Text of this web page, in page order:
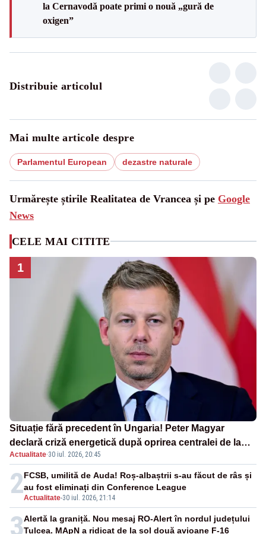
la Cernavodă poate primi o nouă „gură de
oxigen”
Distribuie articolul
Mai multe articole despre
Parlamentul European dezastre naturale
Urmărește știrile Realitatea de Vrancea și pe Google
News
CELE MAI CITITE
1
Situație fără precedent în Ungaria! Peter Magyar
declară criză energetică după oprirea centralei de la
Paks
Actualitate·30 iul. 2026, 20:45
2Actualitate-30 iul. 2026, 21:14
FCSB, umilită de Auda! Roș-albaștrii s-au făcut de râs și
au fost eliminați din Conference League
3Alertă la graniță. Nou mesaj RO-Alert în nordul județului
Tulcea. MApN a ridicat de la sol două avioane F-16